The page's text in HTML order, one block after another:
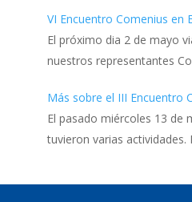
VI Encuentro Comenius en
El próximo dia 2 de mayo
nuestros representantes
Más sobre el III Encuentro
El pasado miércoles 13 de
tuvieron varias